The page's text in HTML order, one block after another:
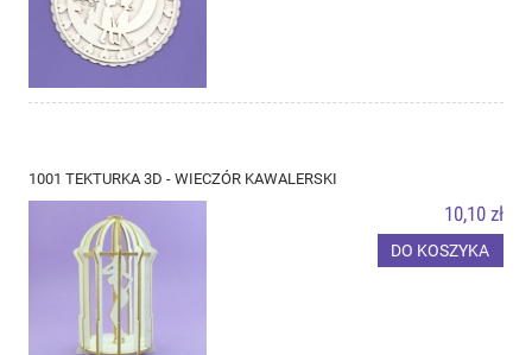
1001 TEKTURKA 3D - WIECZÓR KAWALERSKI
10,10 zł
DO KOSZYKA